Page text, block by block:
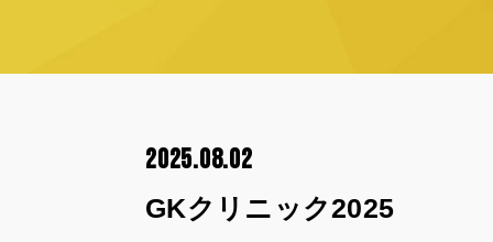
2025.08.02
GKクリニック2025